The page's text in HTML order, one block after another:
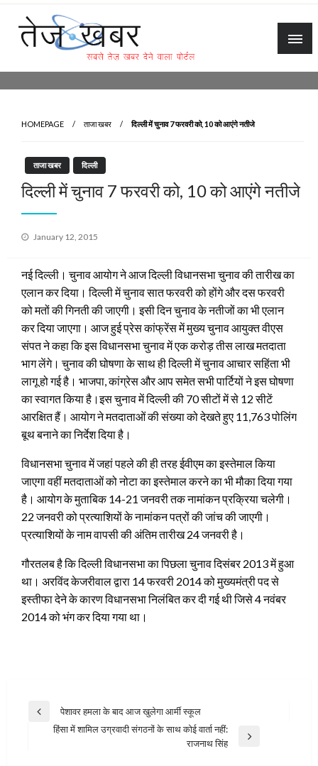
Skip
content
HOMEPAGE ताजा खबर दिल्ली में चुनाव 7 फरवरी को, 10 को आएंगे नतीजे
ताजा खबर दिल्ली
दिल्ली में चुनाव 7 फरवरी को, 10 को आएंगे नतीजे
Posted
January 12, 2015
नई दिल्ली। चुनाव आयोग ने आज दिल्ली विधानसभा चुनाव की तारीख का
एलान कर दिया। दिल्ली में चुनाव सात फरवरी को होंगे और दस फरवरी
को मतों की गिनती की जाएगी। इसी दिन चुनाव के नतीजों का भी एलान
कर दिया जाएगा। आज हुई प्रेस कांफ्रेंस में मुख्य चुनाव आयुक्त वीएस
संपत ने कहा कि इस विधानसभा चुनाव में एक करोड़ तीस लाख मतदाता
भाग लेंगे।चुनाव की घोषणा के साथ ही दिल्ली में चुनाव आचार सहिंता भी
लागू हो गई है। भाजपा, कांग्रेस और आप समेत सभी पार्टियों ने इस घोषणा
का स्वागत किया है।इस चुनाव में दिल्ली की 70 सीटों में से 12 सीटें
आरक्षित हैं। आयोग ने मतदाताओं की संख्या को देखते हुए 11,763 पोलिंग
बूथ बनाने का निर्देश दिया है।
विधानसभा चुनाव में जहां पहले की ही तरह ईवीएम का इस्तेमाल किया
जाएगा वहीं मतदाताओं को नोटा का इस्तेमाल करने का भी मौका दिया गया
है। आयोग के मुताबिक 14-21 जनवरी तक नामांकन प्रक्रिया चलेगी।
22 जनवरी को प्रत्याशियों के नामांकन पत्रों की जांच की जाएगी।
प्रत्याशियों के नाम वापसी की अंतिम तारीख 24 जनवरी है।
गौरतलब है कि दिल्ली विधानसभा का पिछला चुनाव दिसंबर 2013 में हुआ
था। अरविंद केजरीवाल द्वारा 14 फरवरी 2014 को मुख्यमंत्री पद से
इस्तीफा देने के कारण विधानसभा निलंबित कर दी गई थी जिसे 4 नवंबर
2014 को भंग कर दिया गया था।
Post
navigation
Previous
पेशावर हमला के बाद आज खुलेगा आर्मी स्कूल
हिंसा में शामिल उग्रवादी संगठनों के साथ कोई वार्ता नहीं:
राजनाथ सिंह